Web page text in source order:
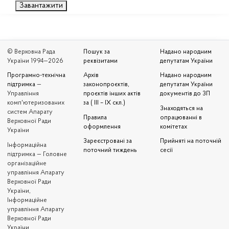
Завантажити
© Верховна Рада
України 1994—2026
Програмно-технічна
підтримка —
Управління
комп'ютеризованих
систем Апарату
Верховної Ради
України
Iнформаційна
підтримка — Головне
організаційне
управління Апарату
Верховної Ради
України,
Інформаційне
управління Апарату
Верховної Ради
України
Пошук за
реквізитами
Архів
законопроєктів,
проєктів інших актів
за ( III – IX скл.)
Правила
оформлення
Зареєстровані за
поточний тиждень
Надано народним
депутатам України
Надано народним
депутатам України
документів до ЗП
Знаходяться на
опрацюванні в
комітетах
Прийняті на поточній
сесії